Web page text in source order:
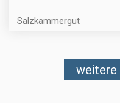
Salzkammergut
weitere